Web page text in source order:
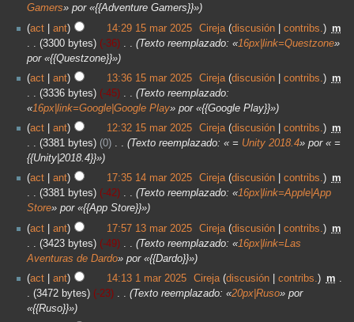
Gamers» por «{{Adventure Gamers}}»
act
ant 14:29 15 mar 2025 Cireja discusión contribs.
m
3300 bytes
-36 Texto reemplazado: «16px|link=Questzone»
por «{{Questzone}}»
act
ant 13:36 15 mar 2025 Cireja discusión contribs.
m
3336 bytes
-45
Texto reemplazado:
«16px|link=Google|Google Play» por «{{Google Play}}»
act
ant 12:32 15 mar 2025 Cireja discusión contribs.
m
3381 bytes
0 Texto reemplazado: « = Unity 2018.4» por « =
{{Unity|2018.4}}»
act
ant 17:35 14 mar 2025 Cireja discusión contribs.
m
3381 bytes
-42 Texto reemplazado: «16px|link=Apple|App
Store» por «{{App Store}}»
act
ant 17:57 13 mar 2025 Cireja discusión contribs.
m
3423 bytes
-49 Texto reemplazado: «16px|link=Las
Aventuras de Dardo» por «{{Dardo}}»
act
ant 14:13 1 mar 2025 Cireja discusión contribs.
m
3472 bytes
-23 Texto reemplazado: «20px|Ruso» por
«{{Ruso}}»